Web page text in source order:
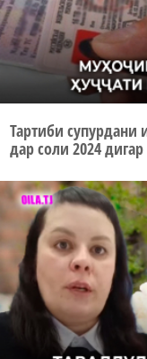
Тартиби супурдани
дар соли 2024